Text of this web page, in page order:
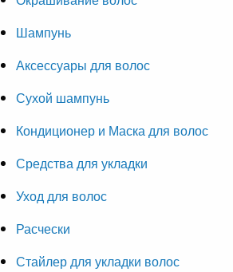
Шампунь
Аксессуары для волос
Сухой шампунь
Кондиционер и Маска для волос
Средства для укладки
Уход для волос
Расчески
Стайлер для укладки волос